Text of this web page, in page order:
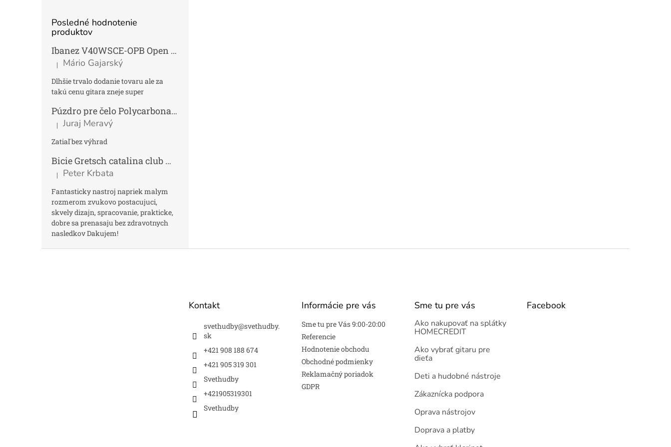
Posledné hodnotenie
produktov
Ibanez V40WSCE-OPB Open Pore Brown Elektroakustická gitara Dreadnought
Hodnotenie produktu je 4 z 5 hviezdičiek.
| Mário Gajarský
Dlhšie trvalo dodanie tovaru ale za
takú cenu gitara zneje super
Púzdro pre čelo Polycarbonat FUN
Hodnotenie produktu je 5 z 5 hviezdičiek.
| Juraj Meravý
Zatiaľ bez výhrad
Bicie Gretsch catalina club micro kit saf
Hodnotenie produktu je 5 z 5 hviezdičiek.
| Peter Krbata
Fantasticky nastroj napriek malym
rozmerom zvukovo postacujuci,
skvely dizajn, spracovanie, prakticke,
dobre sa prenasaju bez zdravotnych
nasledkov Dakujem!
Kontakt
svethudby@svethudby.
sk
+421 908 188 674
+421 905 319 301
Svethudby
+421905319301
Svethudby
Informácie pre vás
Sme tu pre Vás 9:00-20:00
Referencie
Hodnotenie obchodu
Obchodné podmienky
Reklamačný poriadok
GDPR
Sme tu pre vás
Ako nakupovať na splátky
HOMECREDIT
Ako vybrať gitaru pre
dieťa
Deti a hudobné nástroje
Zákaznícka podpora
Oprava nástrojov
Doprava a platby
Facebook